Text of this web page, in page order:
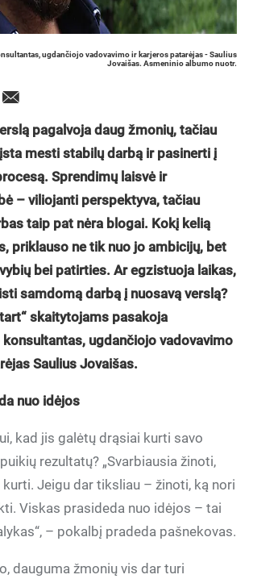
ugdančiojo vadovavimo ir karjeros patarėjas - Saulius
Jovaišas. Asmeninio albumo nuotr.
pagalvoja daug žmonių, tačiau
mesti stabilų darbą ir pasinerti į
Sprendimų laisvė ir
– viliojanti perspektyva, tačiau
taip pat nėra blogai. Kokį kelią
priklauso ne tik nuo jo ambicijų, bet
bei patirties. Ar egzistuoja laikas,
samdomą darbą į nuosavą verslą?
skaitytojams pasakoja
konsultantas, ugdančiojo vadovavimo
Saulius Jovaišas.
nuo idėjos
kad jis galėtų drąsiai kurti savo
rezultatų? „Svarbiausia žinoti,
Jeigu dar tiksliau – žinoti, ką nori
Viskas prasideda nuo idėjos – tai
– pokalbį pradeda pašnekovas.
dauguma žmonių vis dar turi